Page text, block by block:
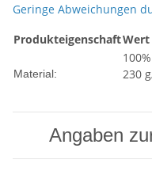
Geringe Abweichungen
ProdukteigenschaftWert
Material:
230
Angaben